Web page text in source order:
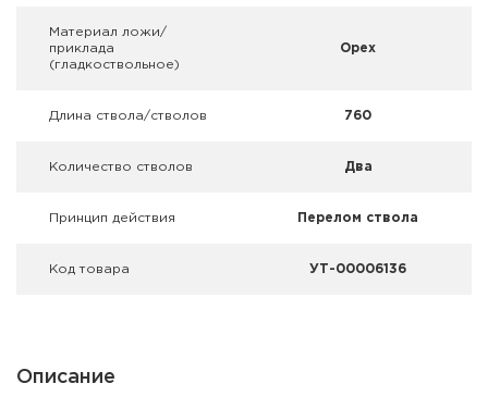
Дартс
Материал ложи/
приклада
(гладкоствольное)
Орех
Длина ствола/стволов 760
Количество стволов Два
Принцип действия Перелом ствола
Код товара УТ-00006136
Описание